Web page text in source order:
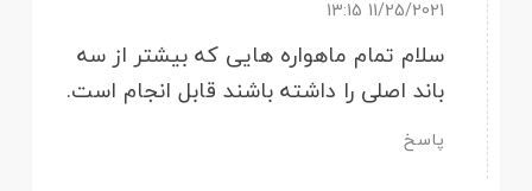
11/25/2021 13:15
سلام تمام ماهواره هایی که بیشتر از سه
باند اصلی را داشته باشند قابل انجام است.
پاسخ